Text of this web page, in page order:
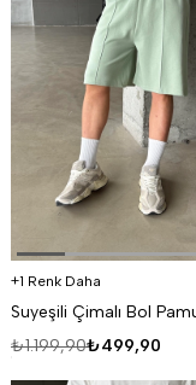
1 Renk Daha
₺499,90
₺1.199,90